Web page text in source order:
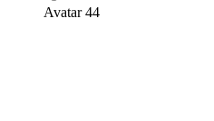
Avatar 44